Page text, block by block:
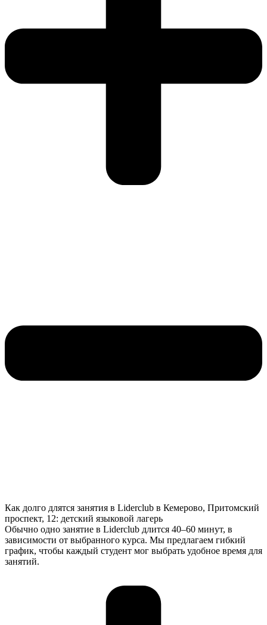
Как долго длятся занятия в Liderclub в Кемерово, Притомский
проспект, 12: детский языковой лагерь
Обычно одно занятие в Liderclub длится 40–60 минут, в
зависимости от выбранного курса. Мы предлагаем гибкий
график, чтобы каждый студент мог выбрать удобное время для
занятий.